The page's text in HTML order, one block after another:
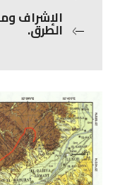
الإشراف
الطرق.